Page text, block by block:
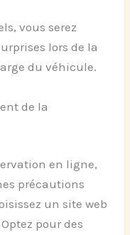
vous serez
lors de la
du véhicule.
de la
en ligne,
précautions
un site web
pour des